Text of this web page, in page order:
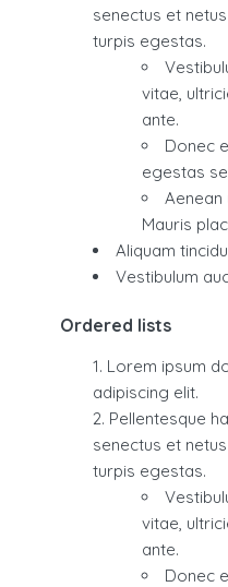
senectus et
turpis egestas.
vitae,
ante.
Donec
egestas
Aenean
Mauris
Aliquam
Vestibulum
Ordered lists
Lorem ipsum
adipiscing elit.
Pellentesque
senectus et
turpis egestas.
vitae,
ante.
Donec